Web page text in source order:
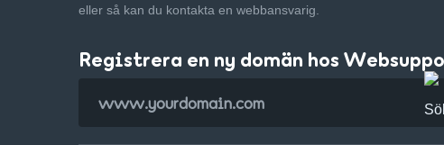
eller så kan du kontakta en webbansvarig.
Registrera en ny domän hos